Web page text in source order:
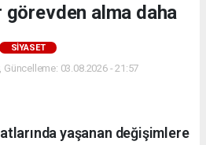
görevden alma daha
SİYASET
Güncelleme: 03.08.2026 - 21:57
yaşanan değişimlere